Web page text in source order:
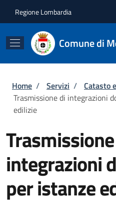
Regione Lombardia
Comune di
Briciole di pane
Home / Servizi / Catasto
Trasmissione di integrazioni
edilizie
integrazioni
per istanze